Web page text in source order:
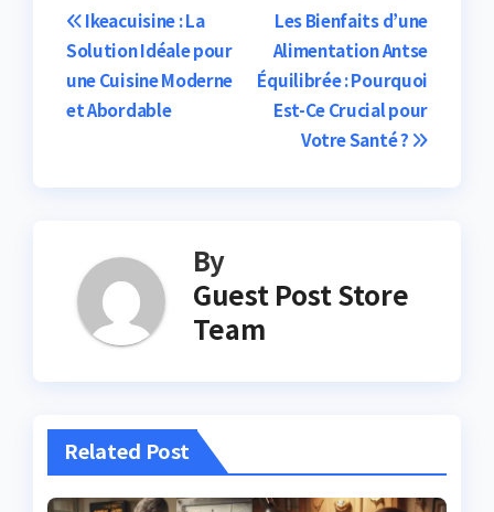
Post
navigation
Les Bienfaits d’une
Alimentation Antse
Équilibrée : Pourquoi
Est-Ce Crucial pour
Votre Santé ?
Ikeacuisine : La
Solution Idéale pour
une Cuisine Moderne
et Abordable
By
Guest Post Store
Team
Related Post